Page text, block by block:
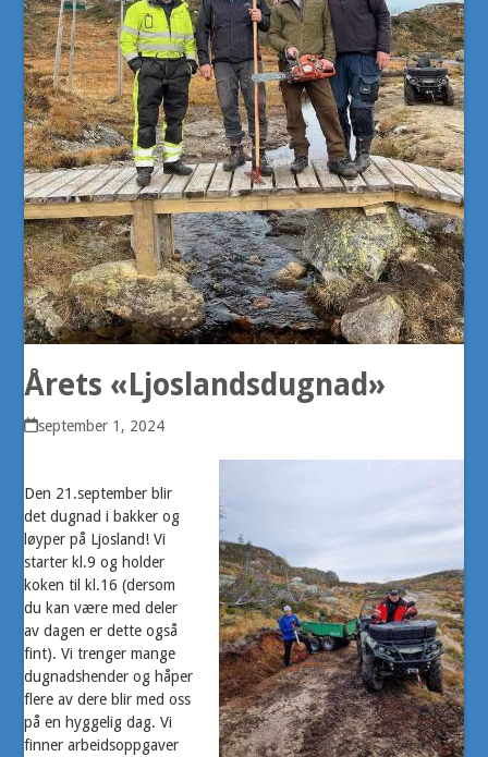
Årets «Ljoslandsdugnad»
september 1, 2024
Den 21.september blir
det dugnad i bakker og
løyper på Ljosland! Vi
starter kl.9 og holder
koken til kl.16 (dersom
du kan være med deler
av dagen er dette også
fint). Vi trenger mange
dugnadshender og håper
flere av dere blir med oss
på en hyggelig dag. Vi
finner arbeidsoppgaver